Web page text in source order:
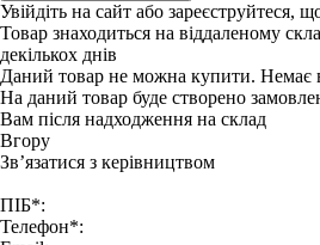
Увійдіть на сайт або зареєструйтеся,
Товар знаходиться на віддаленому
декількох днів
Даний товар не можна купити. Немає
На даний товар буде створено
Вам після надходження на склад
Вгору
Зв’язатися з керівництвом
ПІБ*:
Телефон*: